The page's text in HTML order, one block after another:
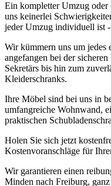
Ein kompletter Umzug
uns keinerlei
jeder Umzug individuell ist
Wir kümmern uns um jedes
angefangen bei der
Sekretärs bis hin zum
Kleiderschranks.
Ihre Möbel sind bei uns in
umfangreiche Wohnwand,
praktischen
Holen Sie sich jetzt
Kostenvoranschläge für
Wir garantieren einen
Minden nach Freiburg,